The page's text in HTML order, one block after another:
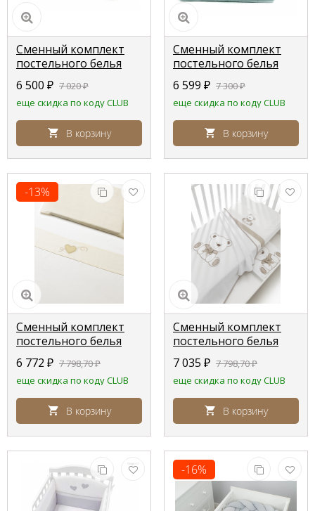
Сменный комплект
постельного белья
Pali Savana (Савана)
6 500 ₽ 7 020₽
еще скидка по коду CLUB
В корзину
Сменный комплект
постельного белья
Lepre Sweet bears ,
серый горошек
6 599 ₽ 7 300₽
еще скидка по коду CLUB
В корзину
-13%
Сменный комплект
постельного белья
Erbesi Brigette (Jolie)
6 772 ₽ 7 798,70₽
еще скидка по коду CLUB
В корзину
Сменный комплект
постельного белья
Erbesi Tato крем
7 035 ₽ 7 798,70₽
еще скидка по коду CLUB
В корзину
-16%